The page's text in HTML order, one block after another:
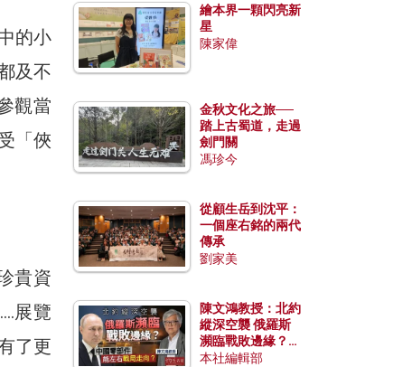
的小
及不
觀當
「俠
貴資
展覽
了更
繪本界一顆閃亮新
星
陳家偉
金秋文化之旅──
踏上古蜀道，走過
劍門關
馮珍今
從顧生岳到沈平：
一個座右銘的兩代
傳承
劉家美
陳文鴻教授：北約
縱深空襲 俄羅斯
瀕臨戰敗邊緣？中
國零部件能左右戰
本社編輯部